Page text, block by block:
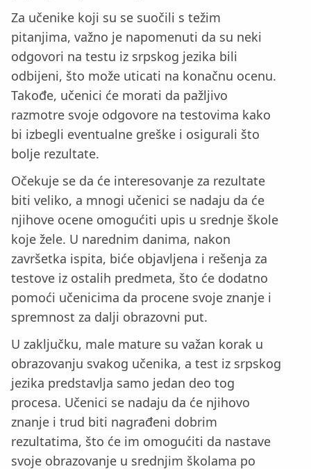
Za učenike koji su se suočili s težim
pitanjima, važno je napomenuti da su neki
odgovori na testu iz srpskog jezika bili
odbijeni, što može uticati na konačnu ocenu.
Takođe, učenici će morati da pažljivo
razmotre svoje odgovore na testovima kako
bi izbegli eventualne greške i osigurali što
bolje rezultate.
Očekuje se da će interesovanje za rezultate
biti veliko, a mnogi učenici se nadaju da će
njihove ocene omogućiti upis u srednje škole
koje žele. U narednim danima, nakon
završetka ispita, biće objavljena i rešenja za
testove iz ostalih predmeta, što će dodatno
pomoći učenicima da procene svoje znanje i
spremnost za dalji obrazovni put.
U zaključku, male mature su važan korak u
obrazovanju svakog učenika, a test iz srpskog
jezika predstavlja samo jedan deo tog
procesa. Učenici se nadaju da će njihovo
znanje i trud biti nagrađeni dobrim
rezultatima, što će im omogućiti da nastave
svoje obrazovanje u srednjim školama po